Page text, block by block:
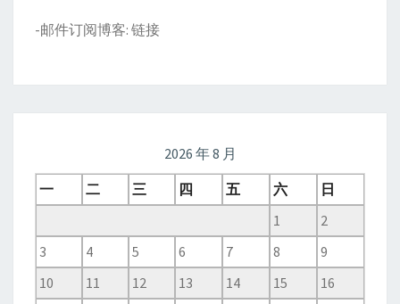
-邮件订阅博客: 链接
2026 年 8 月
一
二 三 四 五 六
日
1
2
3
4 5 6 7 8
9
10
11 12 13 14 15
16